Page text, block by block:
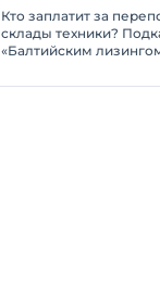
Кто заплатит за
склады техники?
«Балтийским